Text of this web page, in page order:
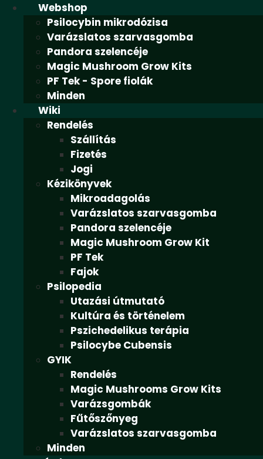
Webshop
Psilocybin mikrodózisa
Varázslatos szarvasgomba
Pandora szelencéje
Magic Mushroom Grow Kits
PF Tek - Spore fiolák
Minden
Wiki
Rendelés
Szállítás
Fizetés
Jogi
Kézikönyvek
Mikroadagolás
Varázslatos szarvasgomba
Pandora szelencéje
Magic Mushroom Grow Kit
PF Tek
Fajok
Psilopedia
Utazási útmutató
Kultúra és történelem
Pszichedelikus terápia
Psilocybe Cubensis
GYIK
Rendelés
Magic Mushrooms Grow Kits
Varázsgombák
Fűtőszőnyeg
Varázslatos szarvasgomba
Minden